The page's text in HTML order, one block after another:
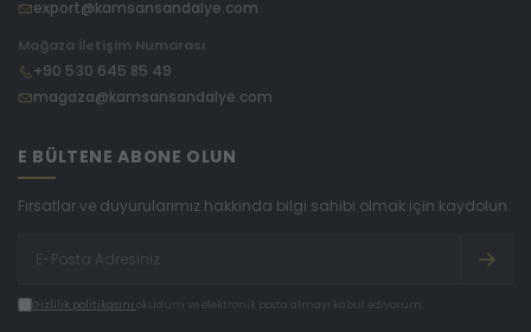
export@kamsansandalye.com
Mağaza İletişim Numarası
+90 530 645 85 49
magaza@kamsansandalye.com
E BÜLTENE ABONE OLUN
Fırsatlar ve duyurularımız hakkında bilgi sahibi olmak için kaydolun.
Gizlilik politikasını okudum ve elektronik posta almayı kabul ediyorum.